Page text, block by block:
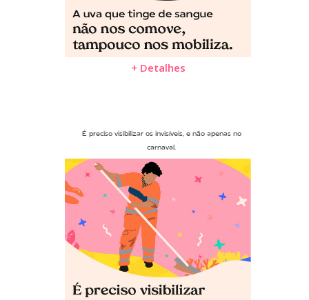
+ Detalhes
É preciso visibilizar os invisíveis, e não apenas no
carnaval.